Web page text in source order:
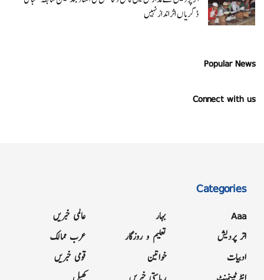
ڈگریا ں اثرانداز نہیں
Popular News
Connect with us
Categories
Aaa
اتر پردیش
ادبیات
بہار
تعلیم و روزگار
خواتین
عالمی خبریں
عرب ممالک
قومی خبریں